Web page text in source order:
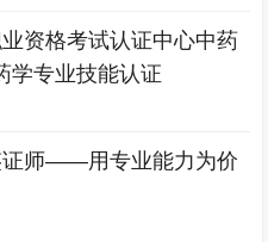
资格考试认证中心中药
学专业技能认证
证师——用专业能力为价